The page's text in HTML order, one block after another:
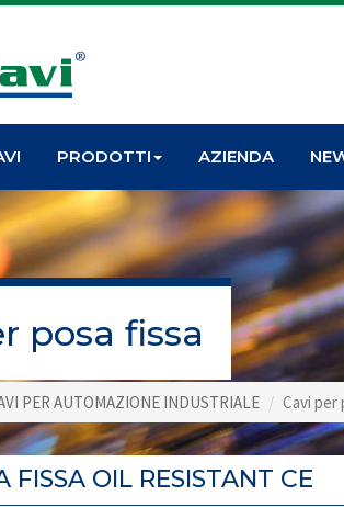
PRODOTTI AZIENDA
posa fissa
PER AUTOMAZIONE INDUSTRIALE Cavi per
FISSA OIL RESISTANT CE